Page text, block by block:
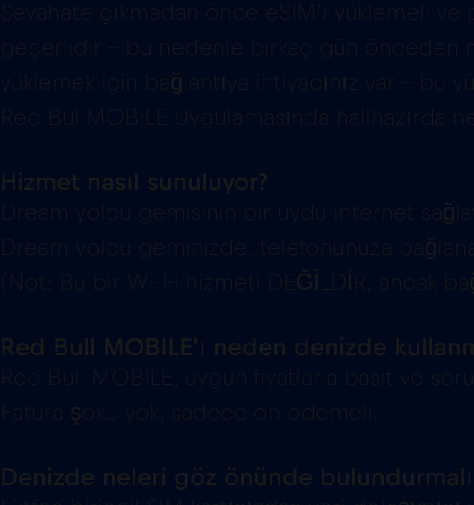
Seyahate çıkmadan önce eSIM’i yüklemeli
geçerlidir – bu nedenle birkaç gün önceden
yüklemek için bağlantıya ihtiyacınız var – bu
Red Bul MOBILE Uygulamasında halihazırda
Hizmet nasıl sunuluyor?
Dream yolcu gemisinin bir uydu internet
Dream yolcu geminizde, telefonunuza
(Not: Bu bir Wi-Fi hizmeti DEĞİLDİR, ancak
Red Bull MOBILE'ı neden denizde
Red Bull MOBILE, uygun fiyatlarla basit ve
Fatura şoku yok, sadece ön ödemeli.
Denizde neleri göz önünde